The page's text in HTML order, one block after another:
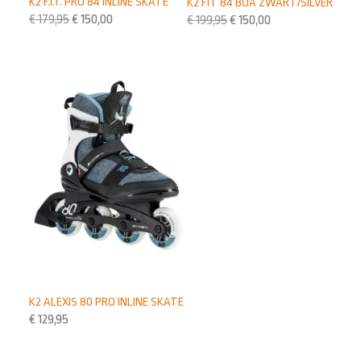
€199,95€ 150,00
€179,95€ 150,00
K2 ALEXIS 80 PRO INLINE SKATE
€ 129,95